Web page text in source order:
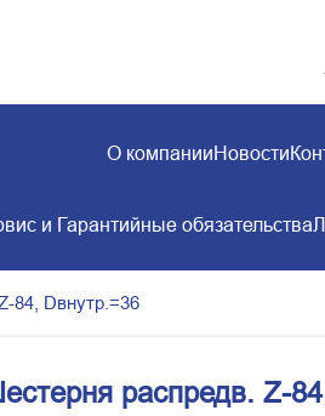
О компанииНовости
и Гарантийные обязательства
84, Dвнутр.=36
распредв. Z-